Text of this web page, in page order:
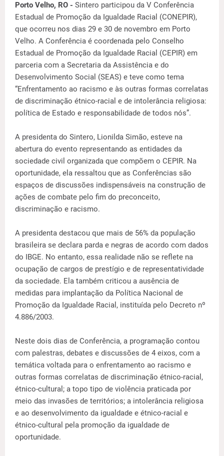
Porto Velho, RO - Sintero participou da V Conferência
Estadual de Promoção da Igualdade Racial (CONEPIR),
que ocorreu nos dias 29 e 30 de novembro em Porto
Velho. A Conferência é coordenada pelo Conselho
Estadual de Promoção da Igualdade Racial (CEPIR) em
parceria com a Secretaria da Assistência e do
Desenvolvimento Social (SEAS) e teve como tema
“Enfrentamento ao racismo e às outras formas correlatas
de discriminação étnico-racial e de intolerância religiosa:
política de Estado e responsabilidade de todos nós”.
A presidenta do Sintero, Lionilda Simão, esteve na
abertura do evento representando as entidades da
sociedade civil organizada que compõem o CEPIR. Na
oportunidade, ela ressaltou que as Conferências são
espaços de discussões indispensáveis na construção de
ações de combate pelo fim do preconceito,
discriminação e racismo.
A presidenta destacou que mais de 56% da população
brasileira se declara parda e negras de acordo com dados
do IBGE. No entanto, essa realidade não se reflete na
ocupação de cargos de prestígio e de representatividade
da sociedade. Ela também criticou a ausência de
medidas para implantação da Política Nacional de
Promoção da Igualdade Racial, instituída pelo Decreto nº
4.886/2003.
Neste dois dias de Conferência, a programação contou
com palestras, debates e discussões de 4 eixos, com a
temática voltada para o enfrentamento ao racismo e
outras formas correlatas de discriminação étnico-racial,
étnico-cultural; a topo tipo de violência praticada por
meio das invasões de territórios; a intolerância religiosa
e ao desenvolvimento da igualdade e étnico-racial e
étnico-cultural pela promoção da igualdade de
oportunidade.